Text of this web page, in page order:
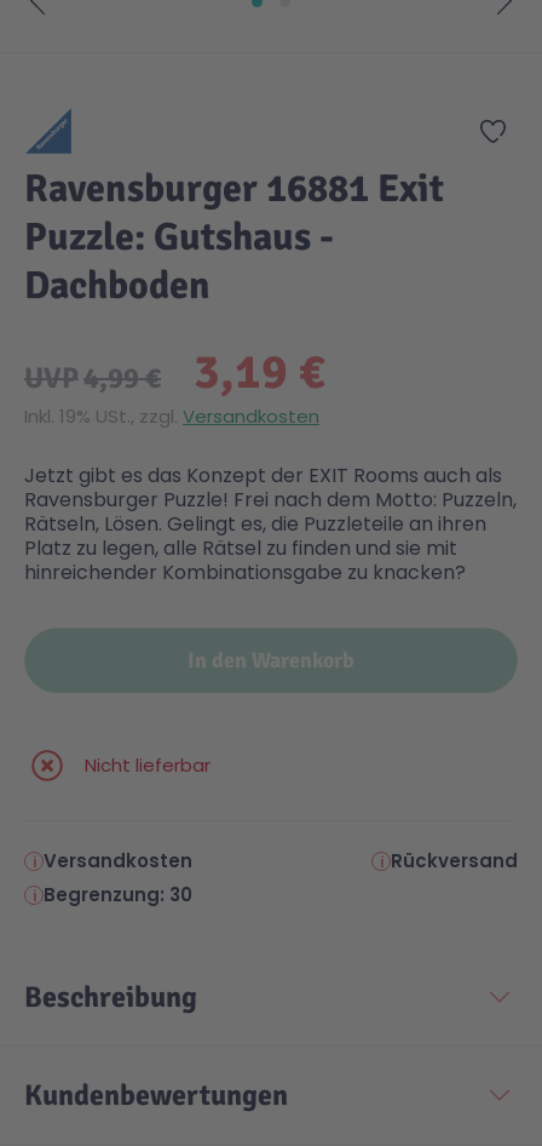
Zur
Ravensburger 16881 Exit
Puzzle: Gutshaus -
Dachboden
3,19 €
UVP4,99 €
Inkl. 19% USt., zzgl. Versandkosten
Jetzt gibt es das Konzept der EXIT Rooms auch als
Ravensburger Puzzle! Frei nach dem Motto: Puzzeln,
Rätseln, Lösen. Gelingt es, die Puzzleteile an ihren
Platz zu legen, alle Rätsel zu finden und sie mit
hinreichender Kombinationsgabe zu knacken?
In den Warenkorb
Nicht lieferbar
Versandkosten
Rückversand
Begrenzung: 30
Beschreibung
Kundenbewertungen